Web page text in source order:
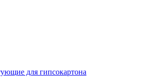
для гипсокартона